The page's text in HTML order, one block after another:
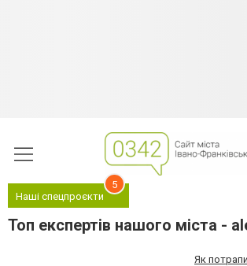
Наші спецпроєкти
5
Топ експертів нашого міста -
Як